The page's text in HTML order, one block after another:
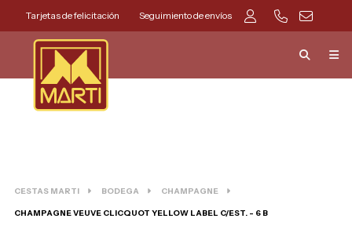
Tarjetas de felicitación Seguimiento de envíos
CESTAS MARTI BODEGA CHAMPAGNE
CHAMPAGNE VEUVE CLICQUOT YELLOW LABEL C/EST. - 6 B